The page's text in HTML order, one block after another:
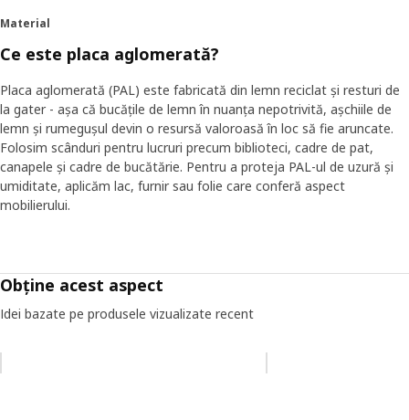
Material
Ce este placa aglomerată?
Placa aglomerată (PAL) este fabricată din lemn reciclat și resturi de
la gater - așa că bucățile de lemn în nuanța nepotrivită, așchiile de
lemn și rumegușul devin o resursă valoroasă în loc să fie aruncate.
Folosim scânduri pentru lucruri precum biblioteci, cadre de pat,
canapele și cadre de bucătărie. Pentru a proteja PAL-ul de uzură și
umiditate, aplicăm lac, furnir sau folie care conferă aspect
mobilierului.
Obține acest aspect
Idei bazate pe produsele vizualizate recent